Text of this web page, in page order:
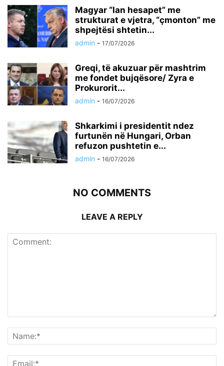
Magyar “lan hesapet” me
strukturat e vjetra, “çmonton” me
shpejtësi shtetin...
admin - 17/07/2026
Greqi, të akuzuar për mashtrim
me fondet bujqësore/ Zyra e
Prokurorit...
admin - 16/07/2026
Shkarkimi i presidentit ndez
furtunën në Hungari, Orban
refuzon pushtetin e...
admin - 16/07/2026
NO COMMENTS
LEAVE A REPLY